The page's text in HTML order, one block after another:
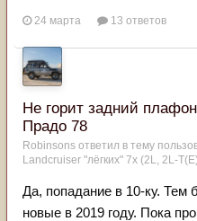
24 марта 13 ответов
Не горит задний
Прадо 78
Robinsons ответил в тему
Landcruiser "лёгких" 7x (2L, 2L-
Да, попадание в 10-ку. Тем
новые в 2019 году. Пока